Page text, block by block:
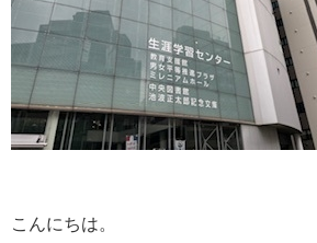
こんにちは。